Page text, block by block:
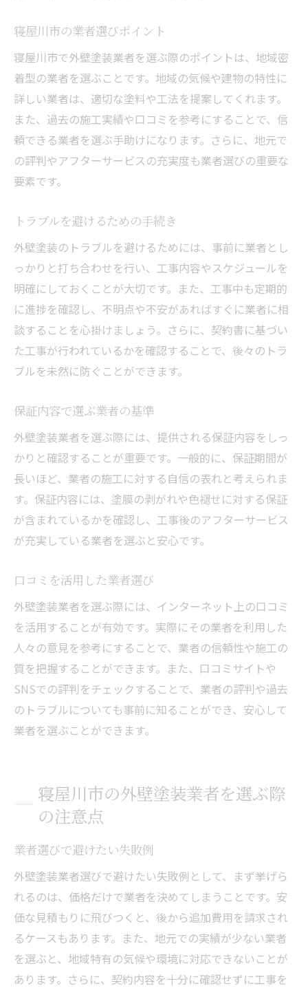
寝屋川市の業者選びポイント
寝屋川市で外壁塗装業者を選ぶ際のポイントは、地域密
着型の業者を選ぶことです。地域の気候や建物の特性に
詳しい業者は、適切な塗料や工法を提案してくれます。
また、過去の施工実績や口コミを参考にすることで、信
頼できる業者を選ぶ手助けになります。さらに、地元で
の評判やアフターサービスの充実度も業者選びの重要な
要素です。
トラブルを避けるための手続き
外壁塗装のトラブルを避けるためには、事前に業者とし
っかりと打ち合わせを行い、工事内容やスケジュールを
明確にしておくことが大切です。また、工事中も定期的
に進捗を確認し、不明点や不安があればすぐに業者に相
談することを心掛けましょう。さらに、契約書に基づい
た工事が行われているかを確認することで、後々のトラ
ブルを未然に防ぐことができます。
保証内容で選ぶ業者の基準
外壁塗装業者を選ぶ際には、提供される保証内容をしっ
かりと確認することが重要です。一般的に、保証期間が
長いほど、業者の施工に対する自信の表れと考えられま
す。保証内容には、塗膜の剥がれや色褪せに対する保証
が含まれているかを確認し、工事後のアフターサービス
が充実している業者を選ぶと安心です。
口コミを活用した業者選び
外壁塗装業者を選ぶ際には、インターネット上の口コミ
を活用することが有効です。実際にその業者を利用した
人々の意見を参考にすることで、業者の信頼性や施工の
質を把握することができます。また、口コミサイトや
SNSでの評判をチェックすることで、業者の評判や過去
のトラブルについても事前に知ることができ、安心して
業者を選ぶことができます。
寝屋川市の外壁塗装業者を選ぶ際
の注意点
業者選びで避けたい失敗例
外壁塗装業者選びで避けたい失敗例として、まず挙げら
れるのは、価格だけで業者を決めてしまうことです。安
価な見積もりに飛びつくと、後から追加費用を請求され
るケースもあります。また、地元での実績が少ない業者
を選ぶと、地域特有の気候や環境に対応できないことが
あります。さらに、契約内容を十分に確認せずに工事を